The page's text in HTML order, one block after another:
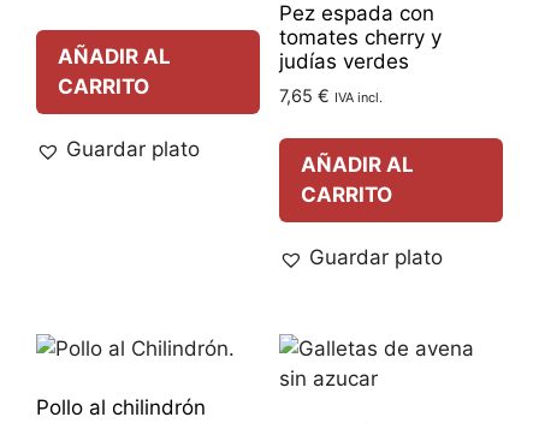
AÑADIR AL
CARRITO
Guardar plato
Pez espada con
tomates cherry y
judías verdes
7,65 € IVA incl.
AÑADIR AL
CARRITO
Guardar plato
Pollo al chilindrón